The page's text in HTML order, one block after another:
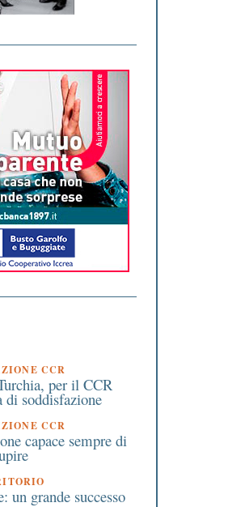
CCR
per il CCR
di soddisfazione
CCR
capace sempre di
un grande successo